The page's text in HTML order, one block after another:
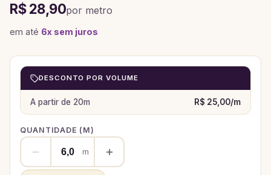
R$ 28,90por metro
em até 6x sem juros
DESCONTO POR VOLUME
A partir de 20m R$ 25,00/m
QUANTIDADE ( M)
m